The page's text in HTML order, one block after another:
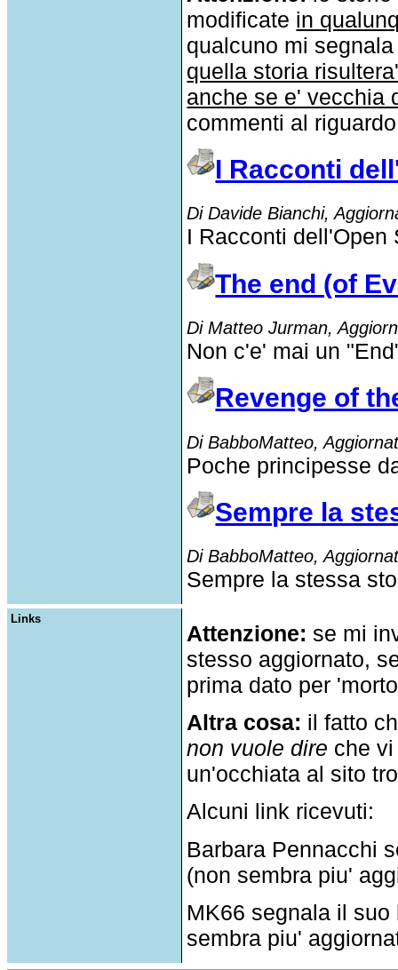
modificate in
qualcuno mi
quella storia
anche se e' vecchia
commenti al
I Racconti
Di Davide Bianchi,
I Racconti dell'Open
The end (of
Di Matteo Jurman,
Non c'e' mai un
Revenge of
Di BabboMatteo,
Poche principesse
Sempre la
Di BabboMatteo,
Sempre la stessa
Links
Attenzione: se mi
stesso aggiornato,
prima dato per
Altra cosa: il fatto
non vuole dire che
un'occhiata al sito
Alcuni link ricevuti:
Barbara Pennacchi
(non sembra piu'
MK66 segnala il
sembra piu'